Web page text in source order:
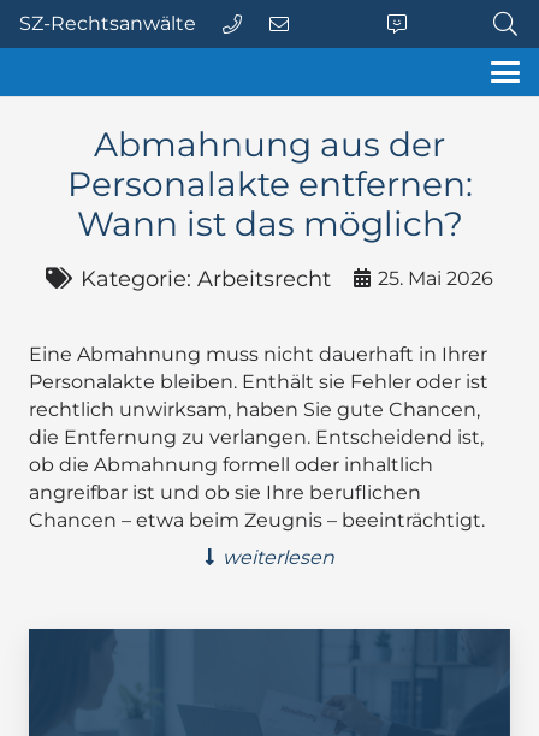
SZ-Rechtsanwälte
Abmahnung aus der
Personalakte entfernen:
Wann ist das möglich?
Kategorie: Arbeitsrecht 25. Mai 2026
Eine Abmahnung muss nicht dauerhaft in Ihrer
Personalakte bleiben. Enthält sie Fehler oder ist
rechtlich unwirksam, haben Sie gute Chancen,
die Entfernung zu verlangen. Entscheidend ist,
ob die Abmahnung formell oder inhaltlich
angreifbar ist und ob sie Ihre beruflichen
Chancen – etwa beim Zeugnis – beeinträchtigt.
weiterlesen